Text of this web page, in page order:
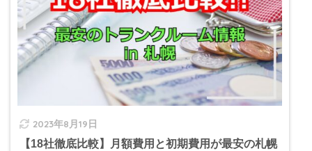
2023年8月19日
【18社徹底比較】月額費用と初期費用が最安の札幌